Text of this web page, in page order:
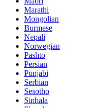
Marathi
Mongolian
Burmese
Nepali
Norwegian
Pashto
Persian
Punjabi
Serbian
Sesotho
Sinhala